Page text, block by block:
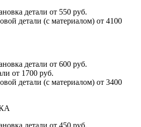
детали от 550 руб.
детали (с материалом) от 4100
детали от 600 руб.
от 1700 руб.
детали (с материалом) от 3400
детали от 450 руб.